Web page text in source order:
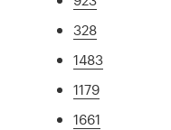
328
1483
1179
1661